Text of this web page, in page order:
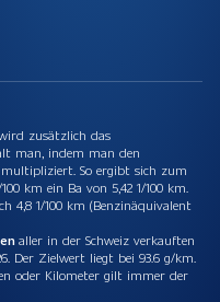
zusätzlich das
man, indem man den
multipliziert. So ergibt sich zum
km ein Ba von 5,42 1/100 km.
4,8 1/100 km (Benzinäquivalent
aller in der Schweiz verkauften
Der Zielwert liegt bei 93.6 g/km.
oder Kilometer gilt immer der